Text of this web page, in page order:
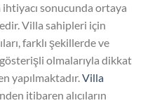
sonucunda ortaya
Villa sahipleri için
farklı şekillerde ve
olmalarıyla dikkat
yapılmaktadır.Villa
itibaren alıcıların